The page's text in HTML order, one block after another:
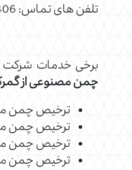
تلفن های تماس: 09121995406 – 02128111034
برخی خدمات شرکت
چمن مصنوعی از
ترخیص چمن
ترخیص چمن
ترخیص چمن
ترخیص چمن